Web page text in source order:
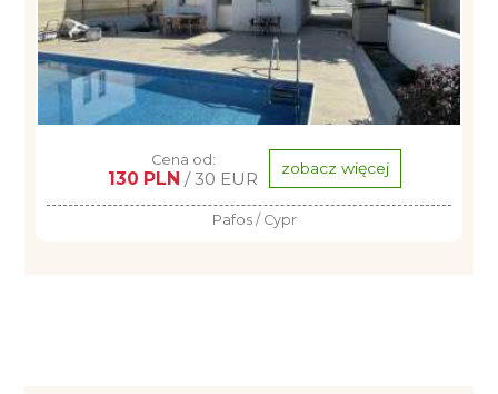
Cena od:
130 PLN / 30 EUR zobacz więcej
Pafos / Cypr